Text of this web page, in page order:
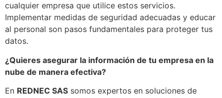
cualquier empresa que utilice estos servicios.
Implementar medidas de seguridad adecuadas y educar
al personal son pasos fundamentales para proteger tus
datos.
¿Quieres asegurar la información de tu empresa en la
nube de manera efectiva?
En REDNEC SAS somos expertos en soluciones de